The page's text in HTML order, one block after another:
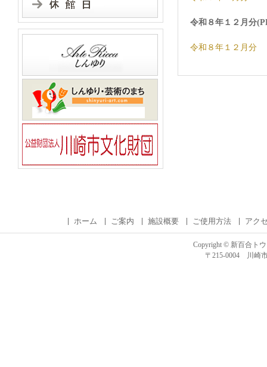
令和８年１２月分
令和８年１２月分
ホーム ご案内 施設概要 ご使用方法 アク
Copyright © 新百合ト
〒215-0004 川崎